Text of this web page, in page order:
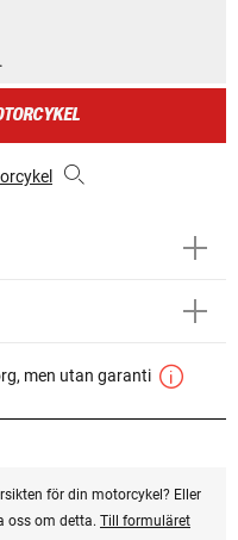
men utan garanti
för din motorcykel? Eller
oss om detta. Till formuläret